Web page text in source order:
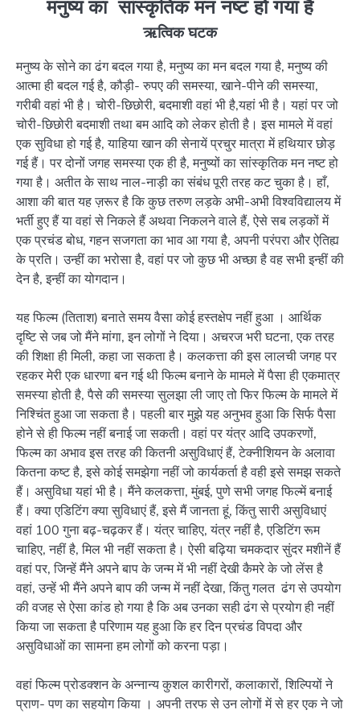
मनुष्य का सांस्कृतिक मन नष्ट हो गया है
ऋत्विक घटक
मनुष्य के सोने का ढंग बदल गया है, मनुष्य का मन बदल गया है, मनुष्य की
आत्मा ही बदल गई है, कौड़ी- रुपए की समस्या, खाने-पीने की समस्या,
गरीबी वहां भी है। चोरी-छिछोरी, बदमाशी वहां भी है,यहां भी है। यहां पर जो
चोरी-छिछोरी बदमाशी तथा बम आदि को लेकर होती है। इस मामले में वहां
एक सुविधा हो गई है, याहिया खान की सेनायें प्रचुर मात्रा में हथियार छोड़
गई हैं। पर दोनों जगह समस्या एक ही है, मनुष्यों का सांस्कृतिक मन नष्ट हो
गया है। अतीत के साथ नाल-नाड़ी का संबंध पूरी तरह कट चुका है। हाँ,
आशा की बात यह ज़रूर है कि कुछ तरुण लड़के अभी-अभी विश्वविद्यालय में
भर्ती हुए हैं या वहां से निकले हैं अथवा निकलने वाले हैं, ऐसे सब लड़कों में
एक प्रचंड बोध, गहन सजगता का भाव आ गया है, अपनी परंपरा और ऐतिह्य
के प्रति। उन्हीं का भरोसा है, वहां पर जो कुछ भी अच्छा है वह सभी इन्हीं की
देन है, इन्हीं का योगदान।
यह फिल्म (तिताश) बनाते समय वैसा कोई हस्तक्षेप नहीं हुआ । आर्थिक
दृष्टि से जब जो मैंने मांगा, इन लोगों ने दिया। अचरज भरी घटना, एक तरह
की शिक्षा ही मिली, कहा जा सकता है। कलकत्ता की इस लालची जगह पर
रहकर मेरी एक धारणा बन गई थी फिल्म बनाने के मामले में पैसा ही एकमात्र
समस्या होती है, पैसे की समस्या सुलझा ली जाए तो फिर फिल्म के मामले में
निश्चिंत हुआ जा सकता है। पहली बार मुझे यह अनुभव हुआ कि सिर्फ पैसा
होने से ही फिल्म नहीं बनाई जा सकती। वहां पर यंत्र आदि उपकरणों,
फिल्म का अभाव इस तरह की कितनी असुविधाएं हैं, टेक्नीशियन के अलावा
कितना कष्ट है, इसे कोई समझेगा नहीं जो कार्यकर्ता है वही इसे समझ सकते
हैं। असुविधा यहां भी है। मैंने कलकत्ता, मुंबई, पुणे सभी जगह फिल्में बनाई
हैं। क्या एडिटिंग क्या सुविधाएं हैं, इसे मैं जानता हूं, किंतु सारी असुविधाएं
वहां 100 गुना बढ़-चढ़कर हैं। यंत्र चाहिए, यंत्र नहीं है, एडिटिंग रूम
चाहिए, नहीं है, मिल भी नहीं सकता है। ऐसी बढ़िया चमकदार सुंदर मशीनें हैं
वहां पर, जिन्हें मैंने अपने बाप के जन्म में भी नहीं देखी कैमरे के जो लेंस है
वहां, उन्हें भी मैंने अपने बाप की जन्म में नहीं देखा, किंतु गलत ढंग से उपयोग
की वजह से ऐसा कांड हो गया है कि अब उनका सही ढंग से प्रयोग ही नहीं
किया जा सकता है परिणाम यह हुआ कि हर दिन प्रचंड विपदा और
असुविधाओं का सामना हम लोगों को करना पड़ा।
वहां फिल्म प्रोडक्शन के अन्नान्य कुशल कारीगरों, कलाकारों, शिल्पियों ने
प्राण- पण का सहयोग किया । अपनी तरफ से उन लोगों में से हर एक ने जो